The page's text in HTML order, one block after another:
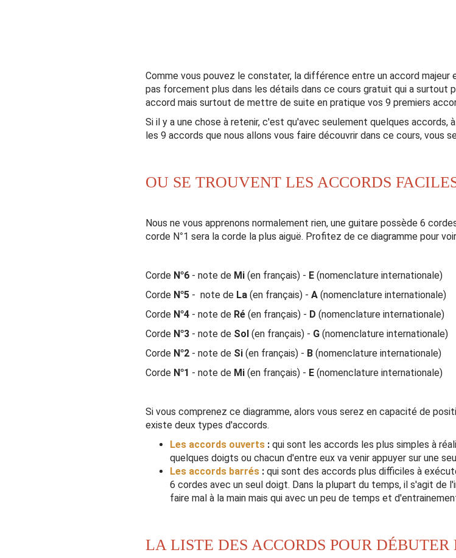
Comme vous pouvez le constater, la différence entre un accord
pas forcement plus dans les détails dans ce cours gratuit qui a surtout
accord mais surtout de mettre de suite en pratique vos 9 premiers
Si il y a une chose à retenir, c'est qu'avec seulement quelques
les 9 accords que nous allons vous faire découvrir dans ce cours, vous
OU SE TROUVENT LES ACCORDS
Nous ne vous apprenons normalement rien, une guitare possède 6
corde N°1 sera la corde la plus aiguë. Profitez de ce diagramme pour
Corde N°6 - note de Mi (en français) - E (nomenclature internationale)
Corde N°5 - note de La (en français) - A (nomenclature internationale)
Corde N°4 - note de Ré (en français) - D (nomenclature internationale)
Corde N°3 - note de Sol (en français) - G (nomenclature internationale)
Corde N°2 - note de Si (en français) - B (nomenclature internationale)
Corde N°1 - note de Mi (en français) - E (nomenclature internationale)
Si vous comprenez ce diagramme, alors vous serez en capacité de
existe deux types d'accords.
Les accords ouverts : qui sont les accords les plus simples à
quelques doigts ou chacun d'entre eux va venir appuyer sur une
Les accords barrés : qui sont des accords plus difficiles à
6 cordes avec un seul doigt. Dans la plupart du temps, il s'agit de
faire mal à la main mais qui avec un peu de temps et
LA LISTE DES ACCORDS POUR